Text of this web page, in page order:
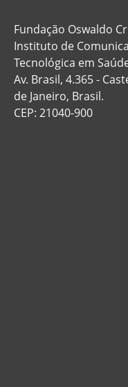
Fundação Oswaldo
Instituto de
Tecnológica em
Av. Brasil, 4.365 -
de Janeiro, Brasil.
CEP: 21040-900